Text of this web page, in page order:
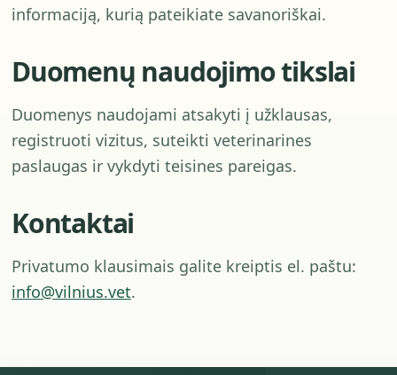
informaciją, kurią pateikiate savanoriškai.
Duomenų naudojimo tikslai
Duomenys naudojami atsakyti į užklausas,
registruoti vizitus, suteikti veterinarines
paslaugas ir vykdyti teisines pareigas.
Kontaktai
Privatumo klausimais galite kreiptis el. paštu:
info@vilnius.vet.